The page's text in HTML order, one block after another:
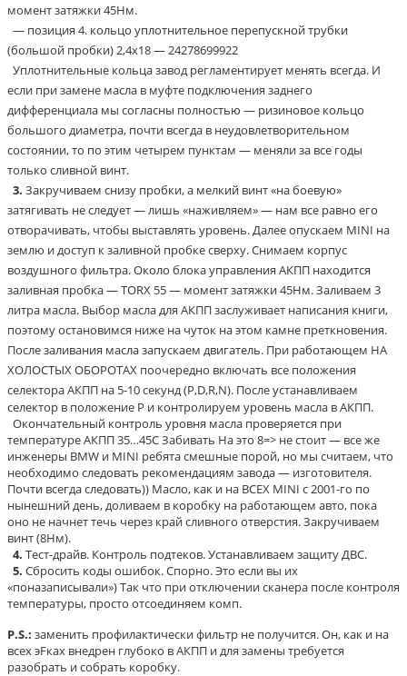
момент затяжки 45Нм.
— позиция 4. кольцо уплотнительное перепускной трубки
(большой пробки) 2,4х18 — 24278699922
Уплотнительные кольца завод регламентирует менять всегда. И
если при замене масла в муфте подключения заднего
дифференциала мы согласны полностью — ризиновое кольцо
большого диаметра, почти всегда в неудовлетворительном
состоянии, то по этим четырем пунктам — меняли за все годы
только сливной винт.
3. Закручиваем снизу пробки, а мелкий винт «на боевую»
затягивать не следует — лишь «наживляем» — нам все равно его
отворачивать, чтобы выставлять уровень. Далее опускаем MINI на
землю и доступ к заливной пробке сверху. Снимаем корпус
воздушного фильтра. Около блока управления АКПП находится
заливная пробка — TORX 55 — момент затяжки 45Нм. Заливаем 3
литра масла. Выбор масла для АКПП заслуживает написания книги,
поэтому остановимся ниже на чуток на этом камне преткновения.
После заливания масла запускаем двигатель. При работающем НА
ХОЛОСТЫХ ОБОРОТАХ поочередно включать все положения
селектора АКПП на 5-10 секунд (P,D,R,N). После устанавливаем
селектор в положение Р и контролируем уровень масла в АКПП.
Окончательный контроль уровня масла проверяется при
температуре АКПП 35…45С Забивать На это 8=> не стоит — все же
инженеры BMW и MINI ребята смешные порой, но мы считаем, что
необходимо следовать рекомендациям завода — изготовителя.
Почти всегда следовать)) Масло, как и на ВСЕХ MINI с 2001-го по
нынешний день, доливаем в коробку на работающем авто, пока
оно не начнет течь через край сливного отверстия. Закручиваем
винт (8Нм).
4. Тест-драйв. Контроль подтеков. Устанавливаем защиту ДВС.
5. Сбросить коды ошибок. Спорно. Это если вы их
«поназаписывали») Так что при отключении сканера после контроля
температуры, просто отсоединяем комп.
P.S.: заменить профилактически фильтр не получится. Он, как и на
всех эFках внедрен глубоко в АКПП и для замены требуется
разобрать и собрать коробку.